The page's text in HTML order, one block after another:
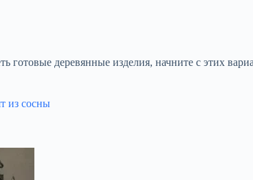
готовые деревянные изделия, начните с этих
из сосны